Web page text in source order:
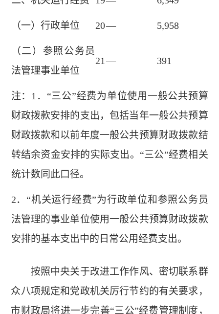
（一）行政单位 20— 5,958
（二）参照公务员
法管理事业单位
21 — 391
注：1．“三公”经费为单位使用一般公共预算
财政拨款安排的支出，包括当年一般公共预算
财政拨款和以前年度一般公共预算财政拨款结
转结余资金安排的实际支出。“三公”经费相关
统计数同此口径。
2．“机关运行经费”为行政单位和参照公务员
法管理的事业单位使用一般公共预算财政拨款
安排的基本支出中的日常公用经费支出。
按照中央关于改进工作作风、密切联系群
众八项规定和党政机关厉行节约的有关要求，
市财政局将进一步完善“三公”经费管理制度，